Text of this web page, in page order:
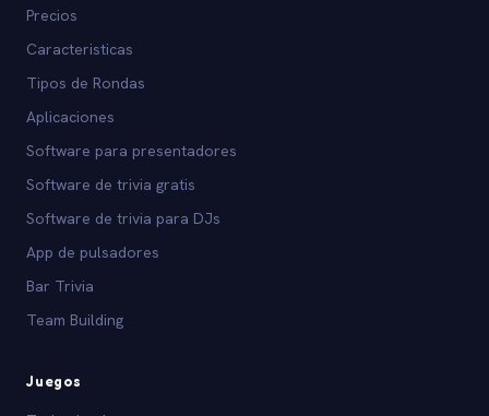
Precios
Caracteristicas
Tipos de Rondas
Aplicaciones
Software para presentadores
Software de trivia gratis
Software de trivia para DJs
App de pulsadores
Bar Trivia
Team Building
Juegos